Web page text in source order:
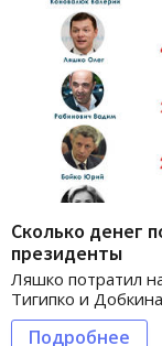
Сколько денег
президенты
Ляшко потратил
Тигипко и
Подробнее